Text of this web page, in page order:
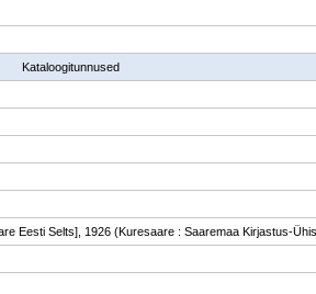
Kataloogitunnused
Eesti Selts], 1926 (Kuresaare : Saaremaa Kirjastus-